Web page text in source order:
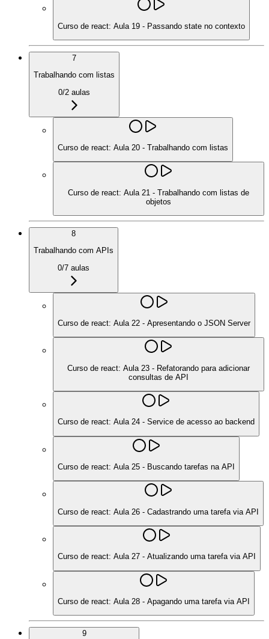
Curso de react: Aula 19 - Passando state no contexto
7
Trabalhando com listas
0/2 aulas
Curso de react: Aula 20 - Trabalhando com listas
Curso de react: Aula 21 - Trabalhando com listas de
objetos
8
Trabalhando com APIs
0/7 aulas
Curso de react: Aula 22 - Apresentando o JSON Server
Curso de react: Aula 23 - Refatorando para adicionar
consultas de API
Curso de react: Aula 24 - Service de acesso ao backend
Curso de react: Aula 25 - Buscando tarefas na API
Curso de react: Aula 26 - Cadastrando uma tarefa via API
Curso de react: Aula 27 - Atualizando uma tarefa via API
Curso de react: Aula 28 - Apagando uma tarefa via API
9